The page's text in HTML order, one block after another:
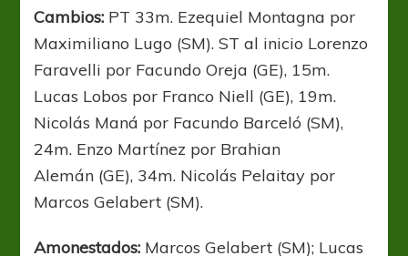
Cambios: PT 33m. Ezequiel Montagna por
Maximiliano Lugo (SM). ST al inicio Lorenzo
Faravelli por Facundo Oreja (GE), 15m.
Lucas Lobos por Franco Niell (GE), 19m.
Nicolás Maná por Facundo Barceló (SM),
24m. Enzo Martínez por Brahian
Alemán (GE), 34m. Nicolás Pelaitay por
Marcos Gelabert (SM).
Amonestados: Marcos Gelabert (SM); Lucas